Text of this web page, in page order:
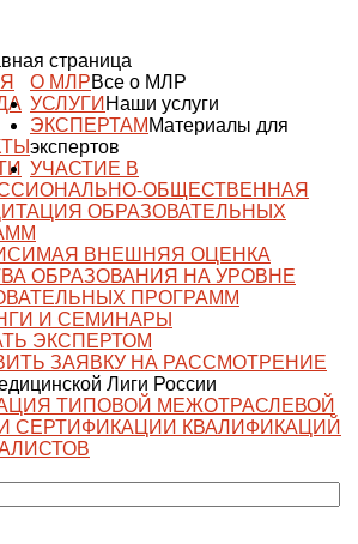
страница
О МЛРВсе о МЛР
УСЛУГИ Наши услуги
ОБЩЕСТВЕННАЯ
ОБРАЗОВАТЕЛЬНЫХ
ВНЕШНЯЯ ОЦЕНКА
ОБРАЗОВАНИЯ НА УРОВНЕ
ПРОГРАММ
И СЕМИНАРЫ
ЭКСПЕРТАМ Материалы для
экспертов
ЭКСПЕРТОМ
ЗАЯВКУ НА РАССМОТРЕНИЕ
УЧАСТИЕ В
Лиги России
ТИПОВОЙ МЕЖОТРАСЛЕВОЙ
СЕРТИФИКАЦИИ КВАЛИФИКАЦИЙ